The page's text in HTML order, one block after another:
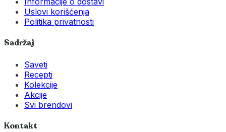
Uslovi korišćenja
Politika privatnosti
Sadržaj
Saveti
Recepti
Kolekcije
Akcije
Svi brendovi
Kontakt